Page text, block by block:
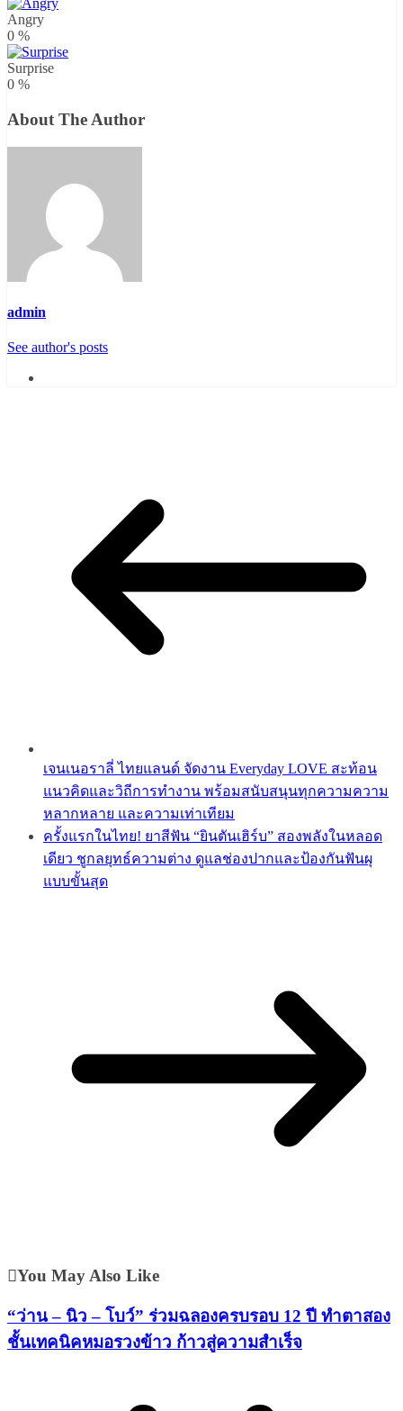
Angry
0 %
Surprise
0 %
About The Author
admin
See author's posts
เจนเนอราลี่ ไทยแลนด์ จัดงาน Everyday LOVE สะท้อน
แนวคิดและวิถีการทำงาน พร้อมสนับสนุนทุกความความ
หลากหลาย และความเท่าเทียม
ครั้งแรกในไทย! ยาสีฟัน “ยินตันเฮิร์บ” สองพลังในหลอด
เดียว ชูกลยุทธ์ความต่าง ดูแลช่องปากและป้องกันฟันผุ
แบบขั้นสุด
You May Also Like
“ว่าน – นิว – โบว์” ร่วมฉลองครบรอบ 12 ปี ทำตาสอง
ชั้นเทคนิคหมอรวงข้าว ก้าวสู่ความสำเร็จ